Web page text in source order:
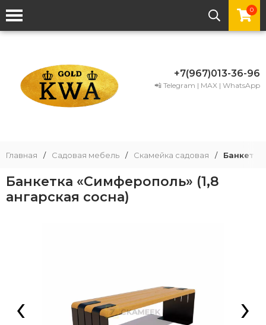
0
+7(967)013-36-96
📲 Telegram | MAX | WhatsApp
Главная / Садовая мебель / Скамейка садовая /
Банкетка «Симферополь» (1,8
ангарская сосна)
‹ ›